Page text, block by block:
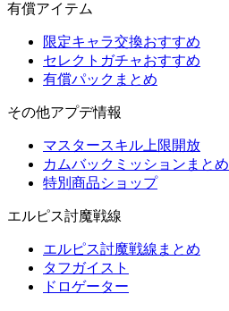
有償アイテム
限定キャラ交換おすすめ
セレクトガチャおすすめ
有償パックまとめ
その他アプデ情報
マスタースキル上限開放
カムバックミッションまとめ
特別商品ショップ
エルピス討魔戦線
エルピス討魔戦線まとめ
タフガイスト
ドロゲーター